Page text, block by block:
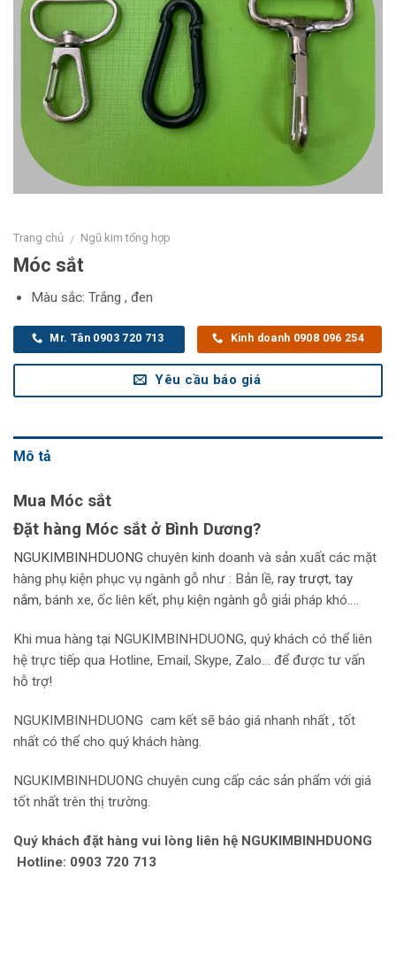
Trang chủ / Ngũ kim tổng hợp
Móc sắt
Màu sắc: Trắng , đen
Mr. Tân 0903 720 713 Kinh doanh 0908 096 254
Yêu cầu báo giá
Mô tả
Mua Móc sắt
Đặt hàng Móc sắt ở Bình Dương?
NGUKIMBINHDUONG chuyên kinh doanh và sản xuất các mặt
hàng phụ kiện phục vụ ngành gỗ như : Bản lề, ray trượt, tay
nắm, bánh xe, ốc liên kết, phụ kiện ngành gỗ giải pháp khó….
Khi mua hàng tại NGUKIMBINHDUONG, quý khách có thể liên
hệ trực tiếp qua Hotline, Email, Skype, Zalo… để được tư vấn
hỗ trợ!
NGUKIMBINHDUONG cam kết sẽ báo giá nhanh nhất , tốt
nhất có thể cho quý khách hàng.
NGUKIMBINHDUONG chuyên cung cấp các sản phẩm với giá
tốt nhất trên thị trường.
Quý khách đặt hàng vui lòng liên hệ NGUKIMBINHDUONG
Hotline: 0903 720 713